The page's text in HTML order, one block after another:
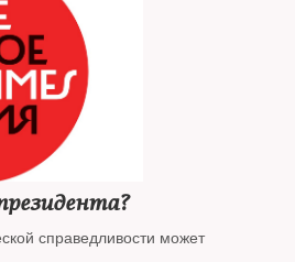
справедливости может